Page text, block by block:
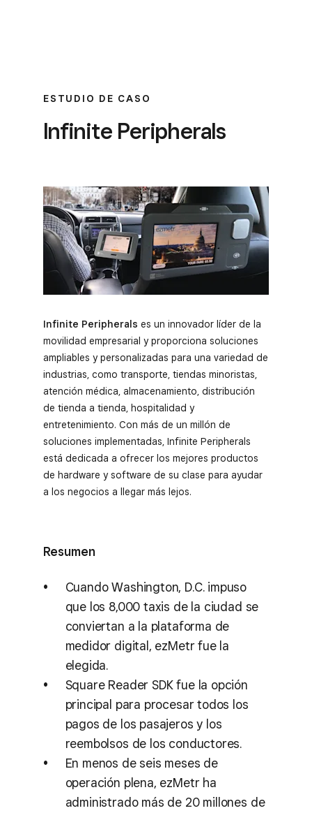
ESTUDIO DE CASO
Infinite Peripherals
Infinite Peripherals es un innovador líder de la
movilidad empresarial y proporciona soluciones
ampliables y personalizadas para una variedad de
industrias, como transporte, tiendas minoristas,
atención médica, almacenamiento, distribución
de tienda a tienda, hospitalidad y
entretenimiento. Con más de un millón de
soluciones implementadas, Infinite Peripherals
está dedicada a ofrecer los mejores productos
de hardware y software de su clase para ayudar
a los negocios a llegar más lejos.
Resumen
Cuando Washington, D.C. impuso
que los 8,000 taxis de la ciudad se
conviertan a la plataforma de
medidor digital, ezMetr fue la
elegida.
Square Reader SDK fue la opción
principal para procesar todos los
pagos de los pasajeros y los
reembolsos de los conductores.
En menos de seis meses de
operación plena, ezMetr ha
administrado más de 20 millones de